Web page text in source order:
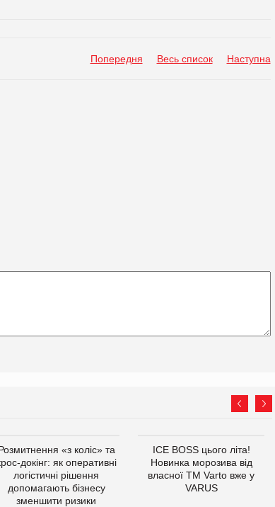
Попередня Весь список Наступна
«з коліс» та
докінг: як оперативні
логістичні рішення
допомагають бізнесу
зменшити ризики
ICE BOSS цього літа!
Новинка морозива від
власної ТМ Varto вже у
VARUS